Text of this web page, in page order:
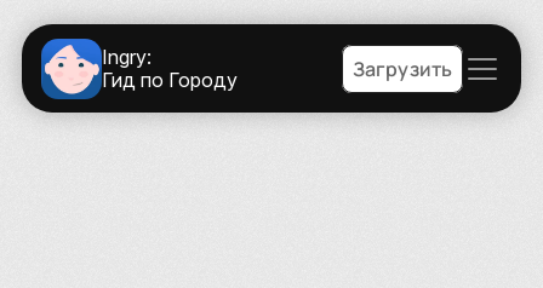
Ingry:
Гид по Городу
Загрузить